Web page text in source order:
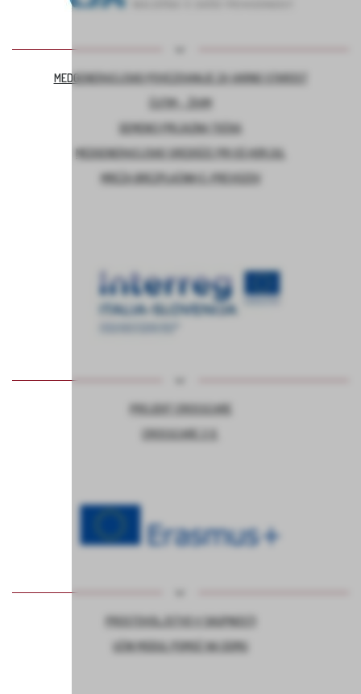
MEDGENERACIJSKO POVEZOVANJE ZA VARNO STAROST
ČUTIM – ŽIVIM
DEMENCI PRIJAZNA TOČKA
MEDGENERACIJSKO SREDIŠČE PRI OŠ HORJUL
MREŽA BREZPLAČNIH E-PREVOZOV
PROJEKT CROSSCARE
CROSSCARE 2.0
PROSTOVOLJSTVO V SKUPNOSTI
UČNI MODUL POMOČ NA DOMU